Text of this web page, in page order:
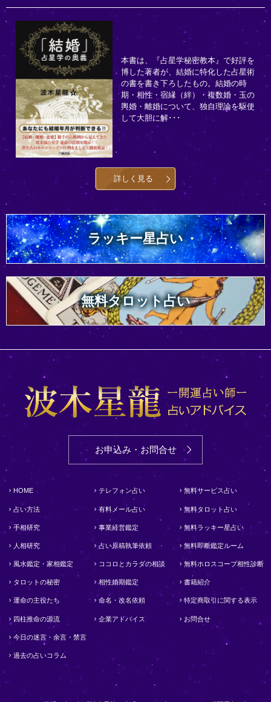
本書は、『占星学秘密教本』で好評を
博した著者が、結婚に特化した占星術
の書を書き下ろしたもの。結婚の時
期・相性・宿縁（絆）・複数婚・玉の
輿婚・離婚について、独自理論を駆使
して大胆に解･･･
詳しく見る
ラッキー星占い
無料タロット占い
お申込み・お問合せ
HOME
占い方法
手相研究
人相研究
風水鑑定・家相鑑定
タロットの秘密
運命の主役たち
四柱推命の源流
今日の迷言・余言・禁言
過去の占いコラム
テレフォン占い
有料メール占い
事業経営鑑定
占い原稿執筆依頼
ココロとカラダの相談
相性婚期鑑定
命名・改名依頼
企業アドバイス
無料サービス占い
無料タロット占い
無料ラッキー星占い
無料即断鑑定ルーム
無料ホロスコープ相性診断
書籍紹介
特定商取引に関する表示
お問合せ